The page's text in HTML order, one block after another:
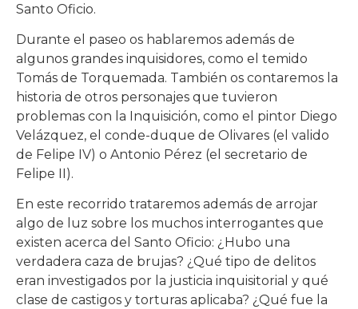
Santo Oficio.
Durante el paseo os hablaremos además de
algunos grandes inquisidores, como el temido
Tomás de Torquemada. También os contaremos la
historia de otros personajes que tuvieron
problemas con la Inquisición, como el pintor Diego
Velázquez, el conde-duque de Olivares (el valido
de Felipe IV) o Antonio Pérez (el secretario de
Felipe II).
En este recorrido trataremos además de arrojar
algo de luz sobre los muchos interrogantes que
existen acerca del Santo Oficio: ¿Hubo una
verdadera caza de brujas? ¿Qué tipo de delitos
eran investigados por la justicia inquisitorial y qué
clase de castigos y torturas aplicaba? ¿Qué fue la